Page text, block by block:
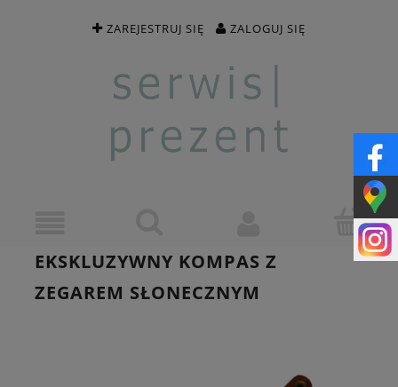
ZAREJESTRUJ SIĘ ZALOGUJ SIĘ
EKSKLUZYWNY KOMPAS Z
ZEGAREM SŁONECZNYM